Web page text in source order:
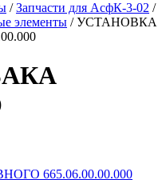
/Запчасти для АсфК-3-02 /
элементы /УСТАНОВКА